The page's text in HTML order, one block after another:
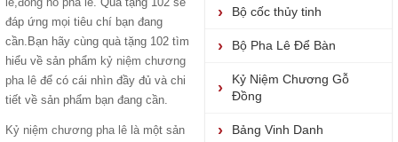
đáp ứng mọi tiêu chí bạn đang
cần.Bạn hãy cùng quà tặng 102 tìm
hiểu về sản phẩm kỷ niệm chương
pha lê để có cái nhìn đầy đủ và chi
tiết về sản phẩm bạn đang cần.
Kỷ niệm chương pha lê là một sản
Bộ cốc thủy tinh
Bộ Pha Lê Để Bàn
Kỷ Niệm Chương Gỗ
Đồng
Bảng Vinh Danh